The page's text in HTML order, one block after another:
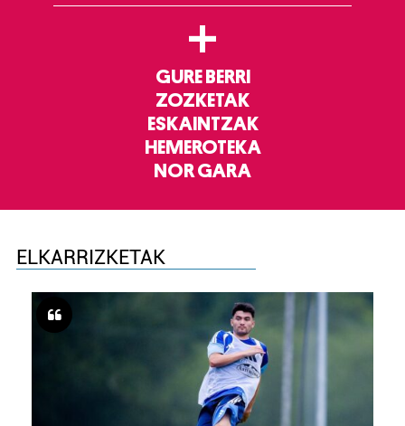
+
GURE BERRI
ZOZKETAK
ESKAINTZAK
HEMEROTEKA
NOR GARA
ELKARRIZKETAK